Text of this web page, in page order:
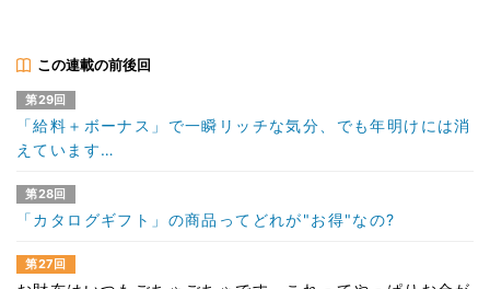
この連載の前後回
第29回
「給料＋ボーナス」で一瞬リッチな気分、でも年明けには消
えています…
第28回
「カタログギフト」の商品ってどれが"お得"なの?
第27回